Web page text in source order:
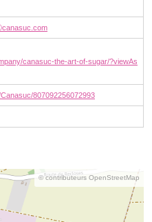
canasuc-the-art-of-sugar/?viewAs
807092256072993
© contributeurs OpenStreetMap